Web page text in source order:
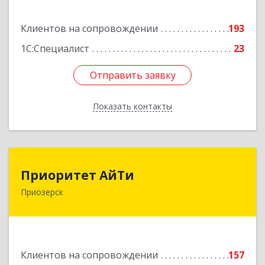
Клиентов на сопровождении
193
1С:Специалист
23
Отправить заявку
Показать контакты
Отправить заявку
Назад
Приоритет АйТи
Приозерск
Клиентов на сопровождении 157
188760, Ленинградская обл, Приозерский р-н,
Подробнее